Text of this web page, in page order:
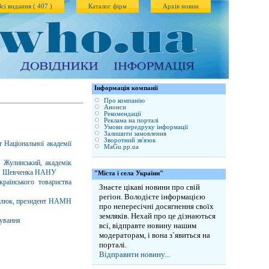
Архів новин
Каталог фірм
видання ( 407 )
академії
академік
Шевченка НАНУ
товариства
президент НАМН
Iнформація компанії
Про компанію
Анонси
Рекомендації
Реклама на порталі
Умови передруку інформації
Залишити замовлення
Зворотний зв'язок
MaGu.pp.ua
"Міста і села України"
Знаєте цікаві новини про свій
регіон. Володієте інформацією
про непересічні досягнення своїх
земляків. Нехай про це дізнаються
всі, відправте новину нашим
модераторам, і вона з`явиться на
порталі.
Відправити новину...